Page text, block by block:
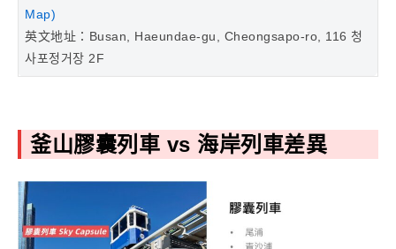
Map)
英文地址：Busan, Haeundae-gu, Cheongsapo-ro, 116 청
사포정거장 2F
釜山膠囊列車 vs 海岸列車差異